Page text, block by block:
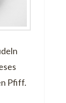
Pfiff.